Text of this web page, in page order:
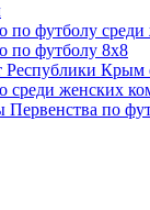
по футболу
по футболу 8х8
Республики Крым
среди женских
Первенства по